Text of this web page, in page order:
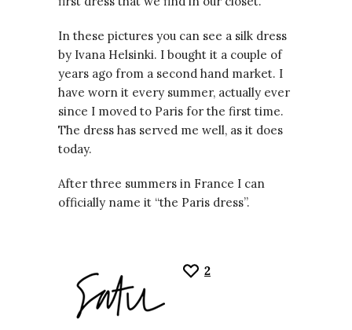
In these pictures you can see a silk dress
by Ivana Helsinki. I bought it a couple of
years ago from a second hand market. I
have worn it every summer, actually ever
since I moved to Paris for the first time.
The dress has served me well, as it does
today.
After three summers in France I can
officially name it “the Paris dress”.
2